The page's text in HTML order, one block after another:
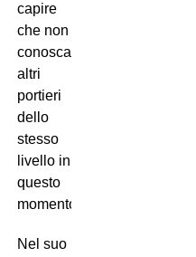
capire
che non
conosca
altri
portieri
dello
stesso
livello in
questo
momento.
Nel suo